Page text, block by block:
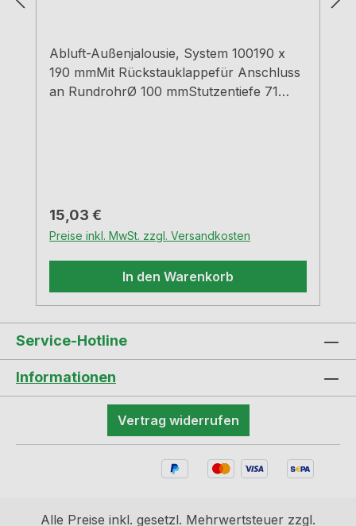
Abluft-Außenjalousie, System 100190 x
190 mmMit Rückstauklappefür Anschluss
an RundrohrØ 100 mmStutzentiefe 71
Regulärer Preis:
15,03 €
Preise inkl. MwSt. zzgl. Versandkosten
In den Warenkorb
Service-Hotline
Informationen
Vertrag widerrufen
Alle Preise inkl. gesetzl. Mehrwertsteuer zzgl.